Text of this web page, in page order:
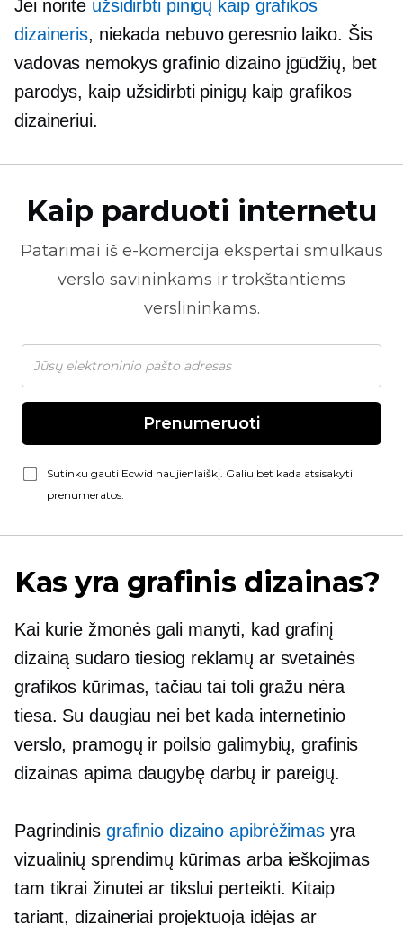
Jei norite užsidirbti pinigų kaip grafikos
dizaineris, niekada nebuvo geresnio laiko. Šis
vadovas nemokys grafinio dizaino įgūdžių, bet
parodys, kaip užsidirbti pinigų kaip grafikos
dizaineriui.
Kaip parduoti internetu
Patarimai iš e-komercija ekspertai smulkaus
verslo savininkams ir trokštantiems
verslininkams.
Prenumeruoti
Sutinku gauti Ecwid naujienlaiškį. Galiu bet kada atsisakyti
prenumeratos.
Kas yra grafinis dizainas?
Kai kurie žmonės gali manyti, kad grafinį
dizainą sudaro tiesiog reklamų ar svetainės
grafikos kūrimas, tačiau tai toli gražu nėra
tiesa. Su daugiau nei bet kada internetinio
verslo, pramogų ir poilsio galimybių, grafinis
dizainas apima daugybę darbų ir pareigų.
Pagrindinis grafinio dizaino apibrėžimas yra
vizualinių sprendimų kūrimas arba ieškojimas
tam tikrai žinutei ar tikslui perteikti. Kitaip
tariant, dizaineriai projektuoja idėjas ar